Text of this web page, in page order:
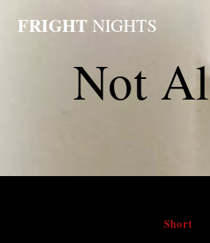
FRIGHT NIGHTS
Not
Short